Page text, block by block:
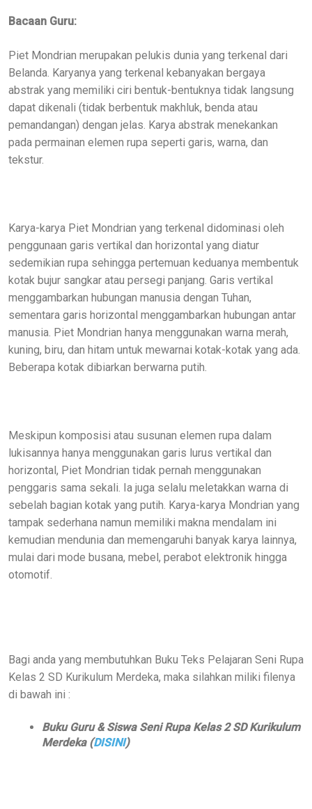
Bacaan Guru:
Piet Mondrian merupakan pelukis dunia yang terkenal dari
Belanda. Karyanya yang terkenal kebanyakan bergaya
abstrak yang memiliki ciri bentuk-bentuknya tidak langsung
dapat dikenali (tidak berbentuk makhluk, benda atau
pemandangan) dengan jelas. Karya abstrak menekankan
pada permainan elemen rupa seperti garis, warna, dan
tekstur.
Karya-karya Piet Mondrian yang terkenal didominasi oleh
penggunaan garis vertikal dan horizontal yang diatur
sedemikian rupa sehingga pertemuan keduanya membentuk
kotak bujur sangkar atau persegi panjang. Garis vertikal
menggambarkan hubungan manusia dengan Tuhan,
sementara garis horizontal menggambarkan hubungan antar
manusia. Piet Mondrian hanya menggunakan warna merah,
kuning, biru, dan hitam untuk mewarnai kotak-kotak yang ada.
Beberapa kotak dibiarkan berwarna putih.
Meskipun komposisi atau susunan elemen rupa dalam
lukisannya hanya menggunakan garis lurus vertikal dan
horizontal, Piet Mondrian tidak pernah menggunakan
penggaris sama sekali. Ia juga selalu meletakkan warna di
sebelah bagian kotak yang putih. Karya-karya Mondrian yang
tampak sederhana namun memiliki makna mendalam ini
kemudian mendunia dan memengaruhi banyak karya lainnya,
mulai dari mode busana, mebel, perabot elektronik hingga
otomotif.
Bagi anda yang membutuhkan Buku Teks Pelajaran Seni Rupa
Kelas 2 SD Kurikulum Merdeka, maka silahkan miliki filenya
di bawah ini :
Buku Guru & Siswa Seni Rupa Kelas 2 SD Kurikulum
Merdeka (DISINI)